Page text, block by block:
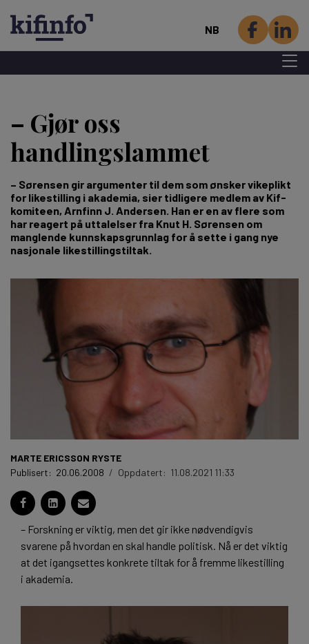
hovedinnhold
NB
Menu
– Gjør oss
handlingslammet
– Sørensen gir argumenter til dem som ønsker vikeplikt
for likestilling i akademia, sier tidligere medlem av Kif-
komiteen, Arnfinn J. Andersen. Han er en av flere som
har reagert på uttalelser fra Knut H. Sørensen om
manglende kunnskapsgrunnlag for å sette i gang nye
nasjonale likestillingstiltak.
MARTE ERICSSON RYSTE
Publisert: 20.06.2008 / Oppdatert: 11.08.2021 11:33
– Forskning er viktig, men det gir ikke nødvendigvis
svarene på hvordan en skal handle politisk. Nå er det viktig
at det igangsettes konkrete tiltak for å fremme likestilling
i akademia.